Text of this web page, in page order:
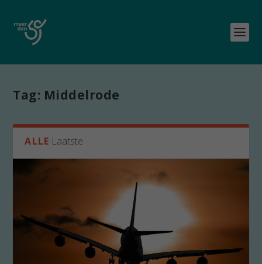
Tag: Middelrode
ALLE Laatste